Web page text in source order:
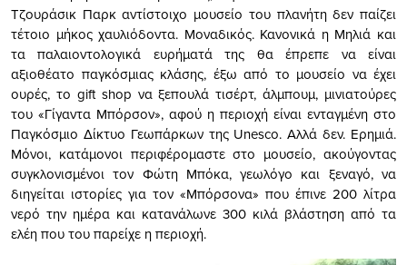
Τζουράσικ Παρκ αντίστοιχο μουσείο του πλανήτη δεν παίζει
τέτοιο μήκος χαυλιόδοντα. Μοναδικός. Κανονικά η Μηλιά και
τα παλαιοντολογικά ευρήματά της θα έπρεπε να είναι
αξιοθέατο παγκόσμιας κλάσης, έξω από το μουσείο να έχει
ουρές, το gift shop να ξεπουλά τισέρτ, άλμπουμ, μινιατούρες
του «Γίγαντα Μπόρσον», αφού η περιοχή είναι ενταγμένη στο
Παγκόσμιο Δίκτυο Γεωπάρκων της Unesco. Αλλά δεν. Ερημιά.
Μόνοι, κατάμονοι περιφέρομαστε στο μουσείο, ακούγοντας
συγκλονισμένοι τον Φώτη Μπόκα, γεωλόγο και ξεναγό, να
διηγείται ιστορίες για τον «Μπόρσονα» που έπινε 200 λίτρα
νερό την ημέρα και κατανάλωνε 300 κιλά βλάστηση από τα
ελέη που του παρείχε η περιοχή.